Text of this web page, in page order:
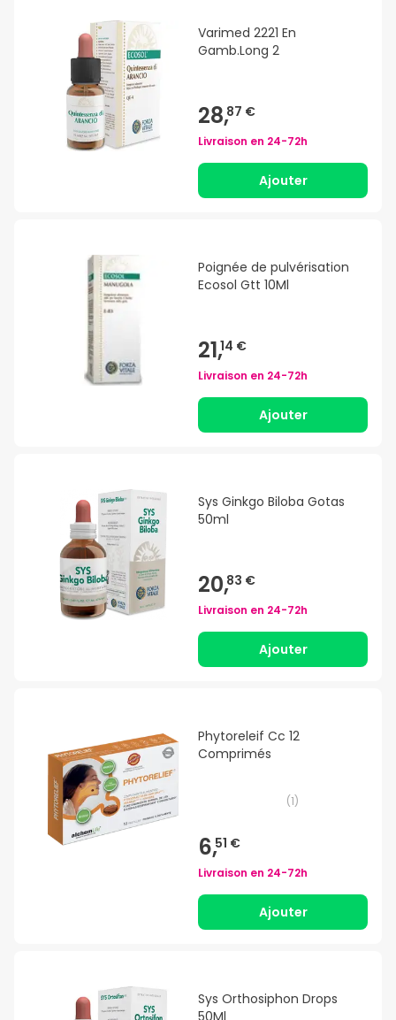
Varimed 2221 En
Gamb.Long 2
28,87 €
Livraison en 24-72h
Ajouter
Poignée de pulvérisation
Ecosol Gtt 10Ml
21,14 €
Livraison en 24-72h
Ajouter
Sys Ginkgo Biloba Gotas
50ml
20,83 €
Livraison en 24-72h
Ajouter
Phytoreleif Cc 12
Comprimés
(1)
6,51 €
Livraison en 24-72h
Ajouter
Sys Orthosiphon Drops
50Ml